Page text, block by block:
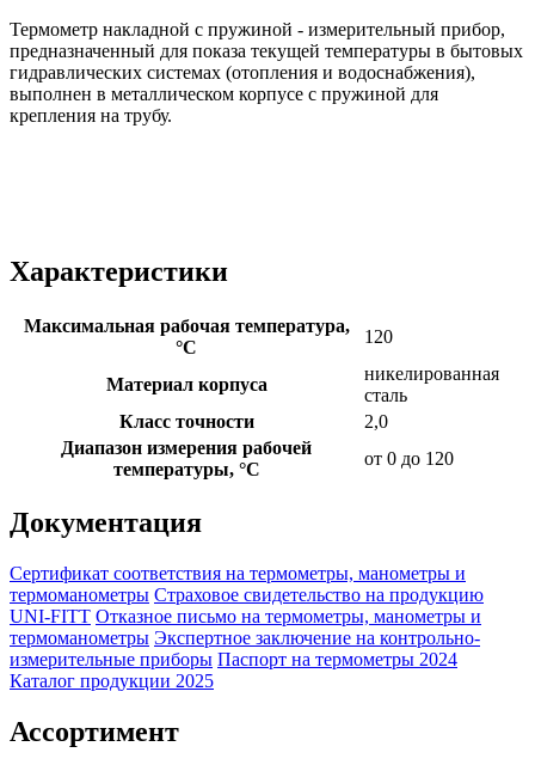
Термометр накладной с пружиной - измерительный прибор,
предназначенный для показа текущей температуры в бытовых
гидравлических системах (отопления и водоснабжения),
выполнен в металлическом корпусе с пружиной для
крепления на трубу.
Характеристики
Максимальная рабочая температура,
°С
120
Материал корпуса
никелированная
сталь
Класс точности
2,0
Диапазон измерения рабочей
температуры, °C
от 0 до 120
Документация
Сертификат соответствия на термометры, манометры и
термоманометры Страховое свидетельство на продукцию
UNI-FITT Отказное письмо на термометры, манометры и
термоманометры Экспертное заключение на контрольно-
измерительные приборы Паспорт на термометры 2024
Каталог продукции 2025
Ассортимент